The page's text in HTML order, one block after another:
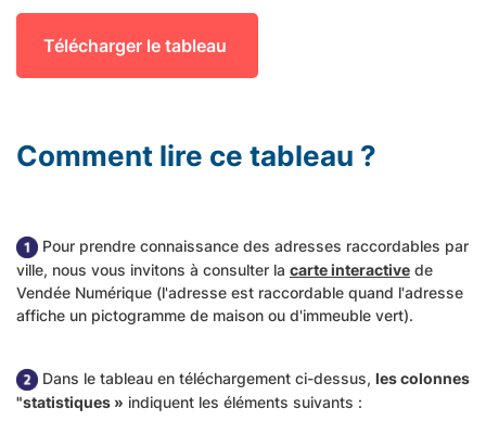
Télécharger le tableau
Comment lire ce tableau ?
Pour prendre connaissance des adresses raccordables par
ville, nous vous invitons à consulter la carte interactive de
Vendée Numérique (l'adresse est raccordable quand l'adresse
affiche un pictogramme de maison ou d'immeuble vert).
Dans le tableau en téléchargement ci-dessus, les colonnes
"statistiques » indiquent les éléments suivants :